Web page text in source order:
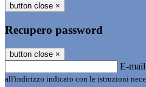
button close ×
Recupero password
button close ×
E-mail
all'indirizzo indicato con le istruzioni